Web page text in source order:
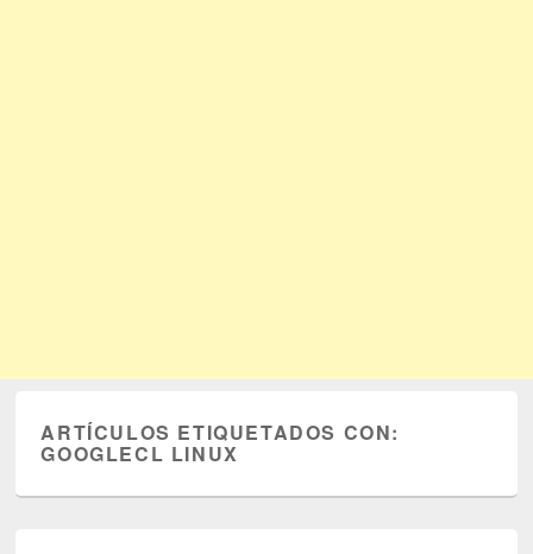
ARTÍCULOS ETIQUETADOS CON:
GOOGLECL LINUX